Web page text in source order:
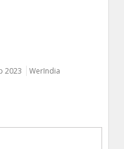
2023 WerIndia